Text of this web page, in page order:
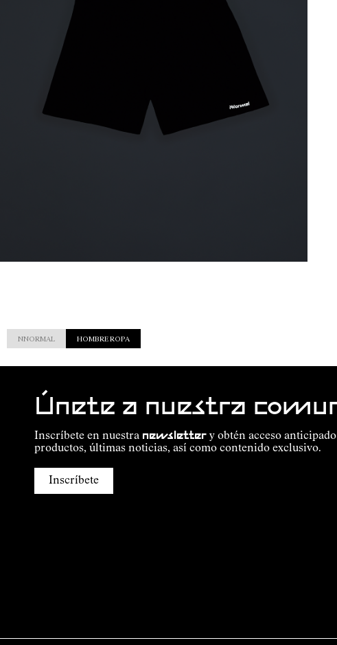
NNORMAL HOMBRE ROPA
Únete a nuestra
Inscríbete en nuestra newsletter y obtén acceso
productos, últimas noticias, así como contenido exclusivo.
Inscríbete